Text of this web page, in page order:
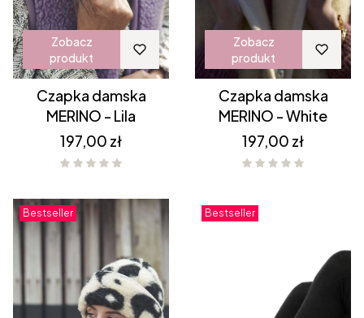
Zobacz
produkt
Czapka damska
MERINO - Lila
Cena
197,00 zł
Zobacz
produkt
Czapka damska
MERINO - White
Cena
197,00 zł
Bestseller Bestseller